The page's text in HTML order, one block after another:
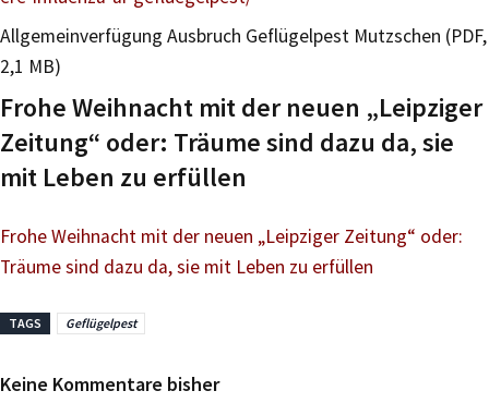
Allgemeinverfügung Ausbruch Geflügelpest Mutzschen (PDF,
2,1 MB)
Frohe Weihnacht mit der neuen „Leipziger
Zeitung“ oder: Träume sind dazu da, sie
mit Leben zu erfüllen
Frohe Weihnacht mit der neuen „Leipziger Zeitung“ oder:
Träume sind dazu da, sie mit Leben zu erfüllen
TAGS Geflügelpest
Keine Kommentare bisher